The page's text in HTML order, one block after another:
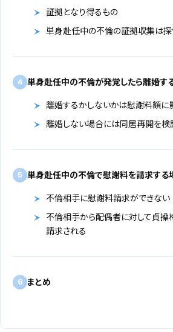
証拠となり得るもの
単身赴任中の不倫の証拠収集は
4 単身赴任中の不倫が発覚したら離婚す
離婚するかしないかは慰謝料額に
離婚しない場合には同居再開を検
5 単身赴任中の不倫で慰謝料を請求する
不倫相手に慰謝料請求ができない
不倫相手から配偶者に対して貞
請求される
6 まとめ